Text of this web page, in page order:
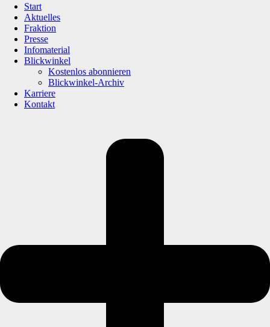
Start
Aktuelles
Fraktion
Presse
Infomaterial
Blickwinkel
Kostenlos abonnieren
Blickwinkel-Archiv
Karriere
Kontakt